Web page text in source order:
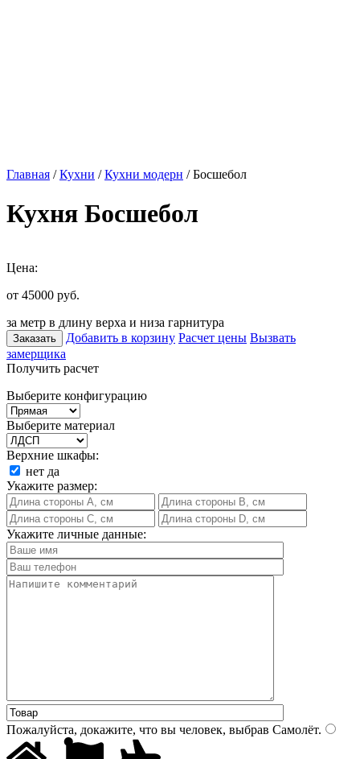
Главная /Кухни /Кухни модерн / Босшебол
Кухня Босшебол
Цена:
от 45000 руб.
за метр в длину верха и низа гарнитура
Заказать Добавить в корзину Расчет цены Вызвать
замерщика
Получить расчет
Выберите конфигурацию
Выберите материал
Верхние шкафы:
нет да
Укажите размер:
Укажите личные данные:
Пожалуйста, докажите, что вы человек, выбрав Самолёт.